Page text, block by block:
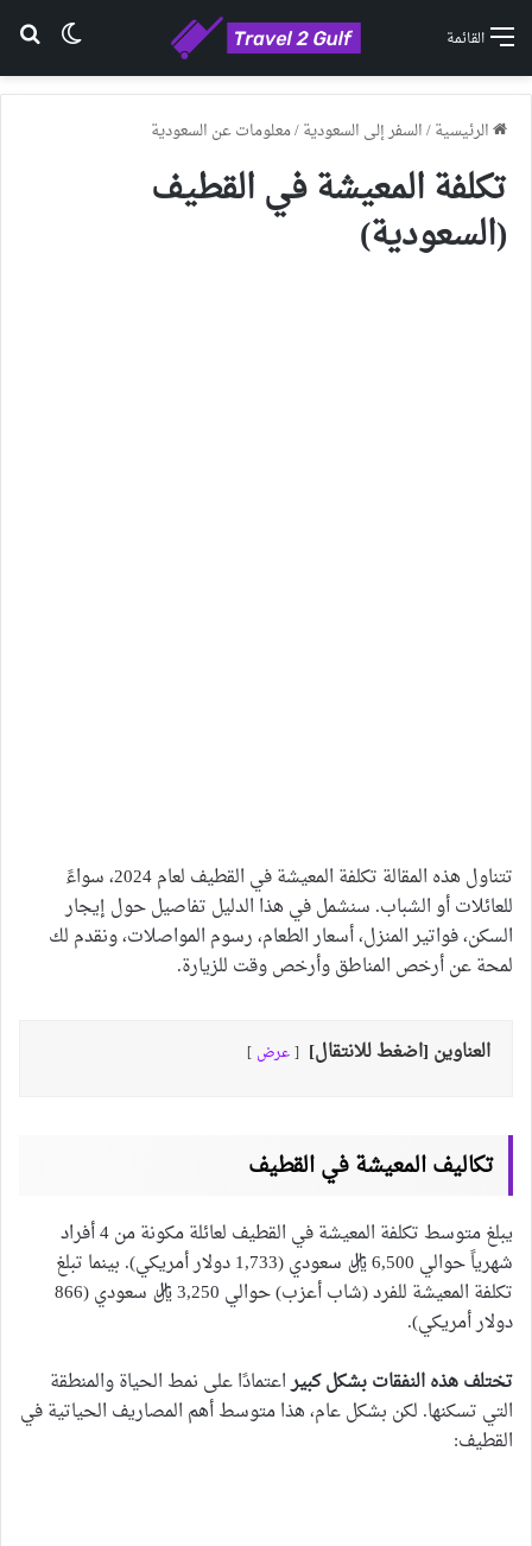
القائمة
الرئيسية/السفر إلى السعودية/معلومات عن السعودية
تكلفة المعيشة في القطيف
(السعودية)
تتناول هذه المقالة تكلفة المعيشة في القطيف لعام 2024، سواءً
للعائلات أو الشباب. سنشمل في هذا الدليل تفاصيل حول إيجار
السكن، فواتير المنزل، أسعار الطعام، رسوم المواصلات، ونقدم لك
لمحة عن أرخص المناطق وأرخص وقت للزيارة.
العناوين [اضغط للانتقال] عرض
تكاليف المعيشة في القطيف
يبلغ متوسط ​​تكلفة المعيشة في القطيف لعائلة مكونة من 4 أفراد
شهرياً حوالي 6,500 ريال سعودي (1,733 دولار أمريكي). بينما تبلغ
تكلفة المعيشة للفرد (شاب أعزب) حوالي 3,250 ريال سعودي (866
دولار أمريكي).
تختلف هذه النفقات بشكل كبيراعتمادًا على نمط الحياة والمنطقة
التي تسكنها. لكن بشكل عام، هذا متوسط أهم المصاريف الحياتية في
القطيف: